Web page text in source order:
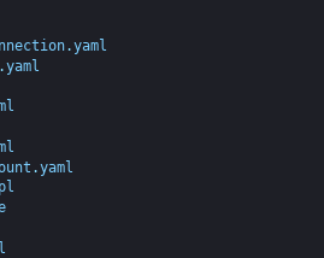
.yaml
.yaml
.yaml